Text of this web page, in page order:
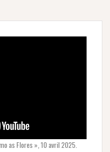
as Flores », 10 avril 2025.